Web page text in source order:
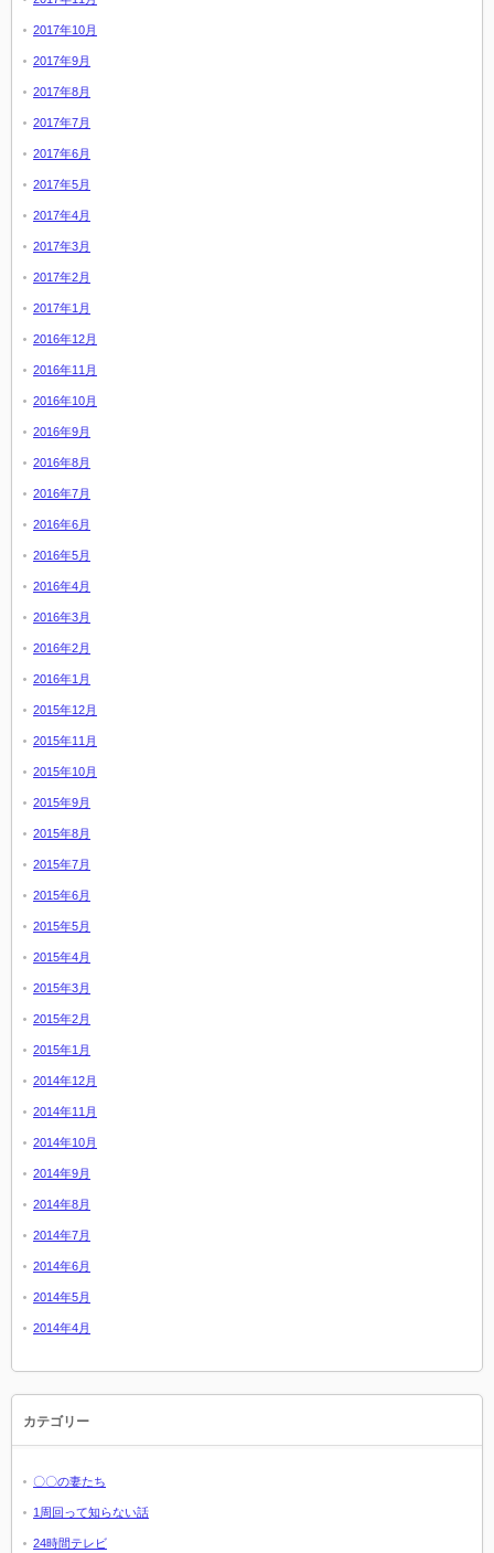
2017年10月
2017年9月
2017年8月
2017年7月
2017年6月
2017年5月
2017年4月
2017年3月
2017年2月
2017年1月
2016年12月
2016年11月
2016年10月
2016年9月
2016年8月
2016年7月
2016年6月
2016年5月
2016年4月
2016年3月
2016年2月
2016年1月
2015年12月
2015年11月
2015年10月
2015年9月
2015年8月
2015年7月
2015年6月
2015年5月
2015年4月
2015年3月
2015年2月
2015年1月
2014年12月
2014年11月
2014年10月
2014年9月
2014年8月
2014年7月
2014年6月
2014年5月
2014年4月
カテゴリー
〇〇の妻たち
1周回って知らない話
24時間テレビ